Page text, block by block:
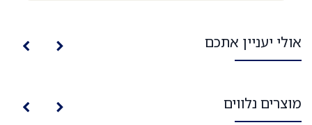
אולי יעניין אתכם
מוצרים נלווים